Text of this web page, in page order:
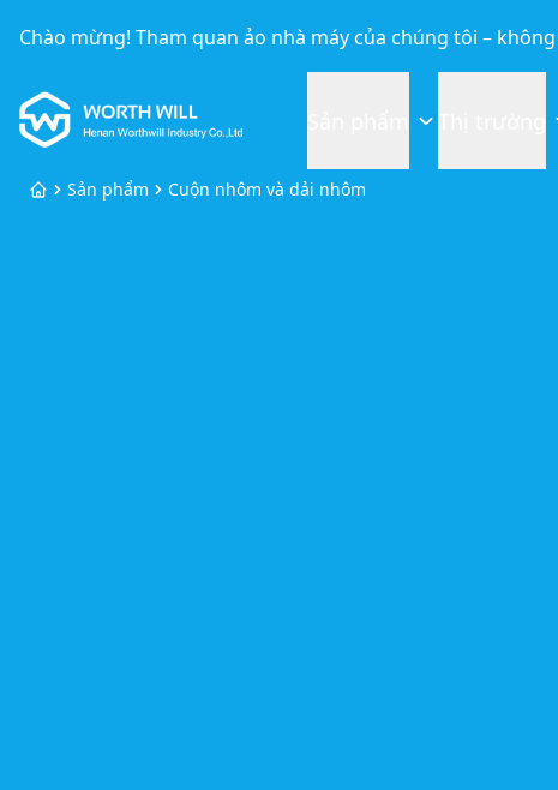
Chào mừng! Tham quan ảo nhà máy của chúng tôi –
Worthwill
Trang chủSản phẩm Cuộn nhôm và dải nhôm